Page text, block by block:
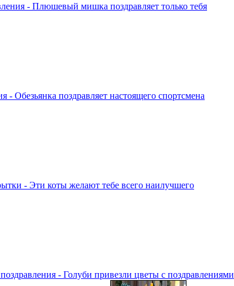
- Плюшевый мишка поздравляет только тебя
- Обезьянка поздравляет настоящего спортсмена
- Эти коты желают тебе всего наилучшего
- Голуби привезли цветы с поздравлениями